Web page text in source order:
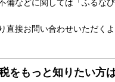
備などに関しては「ふるな
直接お問い合わせいただく
をもっと知りたい方